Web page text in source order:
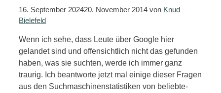
16. September 202420. November 2014 von Knud
Bielefeld
Wenn ich sehe, dass Leute über Google hier
gelandet sind und offensichtlich nicht das gefunden
haben, was sie suchten, werde ich immer ganz
traurig. Ich beantworte jetzt mal einige dieser Fragen
aus den Suchmaschinenstatistiken von beliebte-